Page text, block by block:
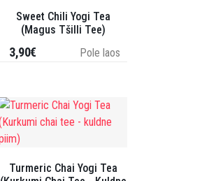
Sweet Chili Yogi Tea
(Magus Tšilli Tee)
Pole laos
3,90€
Turmeric Chai Yogi Tea